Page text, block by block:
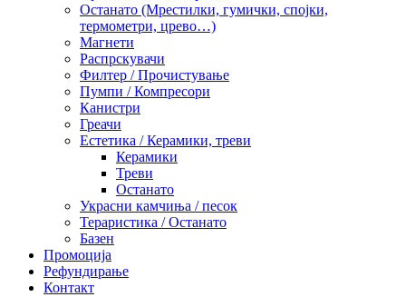
Останато (Мрестилки, гумички, спојки,
термометри, црево…)
Магнети
Распрскувачи
Филтер / Прочистување
Пумпи / Компресори
Канистри
Греачи
Естетика / Керамики, треви
Керамики
Треви
Останато
Украсни камчиња / песок
Тераристика / Останато
Базен
Промоција
Рефундирање
Контакт